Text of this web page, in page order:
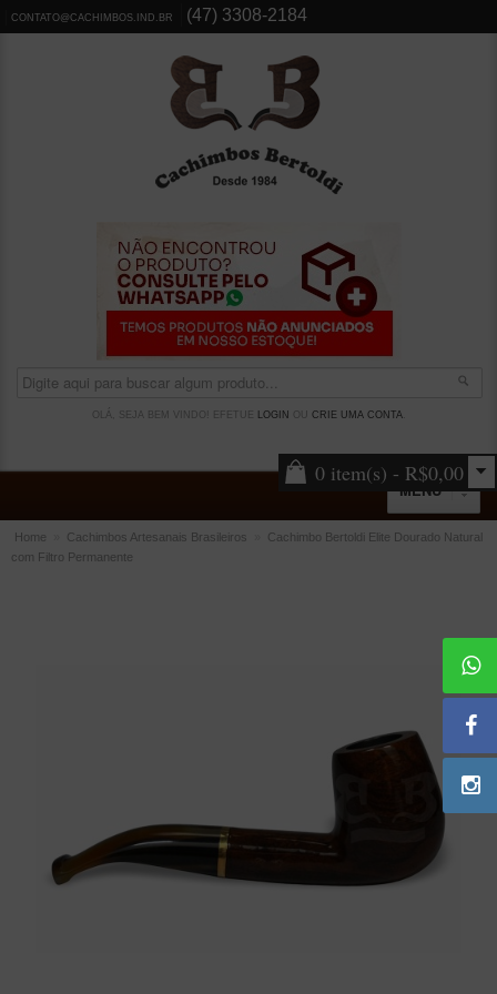
CONTATO@CACHIMBOS.IND.BR (47) 3308-2184
OLÁ, SEJA BEM VINDO! EFETUE LOGIN CRIE UMA CONTA.
0 item(s) - R$0,00
MENU
ACESSÓRIOS
Limpadores para Cachimbo
Bolsas para Cachimbo
Home Cachimbos Artesanais Brasileiros
Cachimbo Bertoldi Elite Dourado Natural
com Filtro Permanente